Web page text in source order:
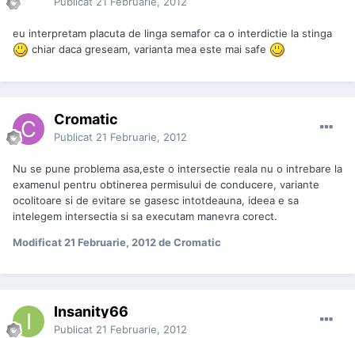
eu interpretam placuta de linga semafor ca o interdictie la stinga
chiar daca greseam, varianta mea este mai safe
Cromatic
Publicat 21 Februarie, 2012
Nu se pune problema asa,este o intersectie reala nu o intrebare la
examenul pentru obtinerea permisului de conducere, variante
ocolitoare si de evitare se gasesc intotdeauna, ideea e sa
intelegem intersectia si sa executam manevra corect.
Modificat 21 Februarie, 2012de Cromatic
Insanity66
Publicat 21 Februarie, 2012